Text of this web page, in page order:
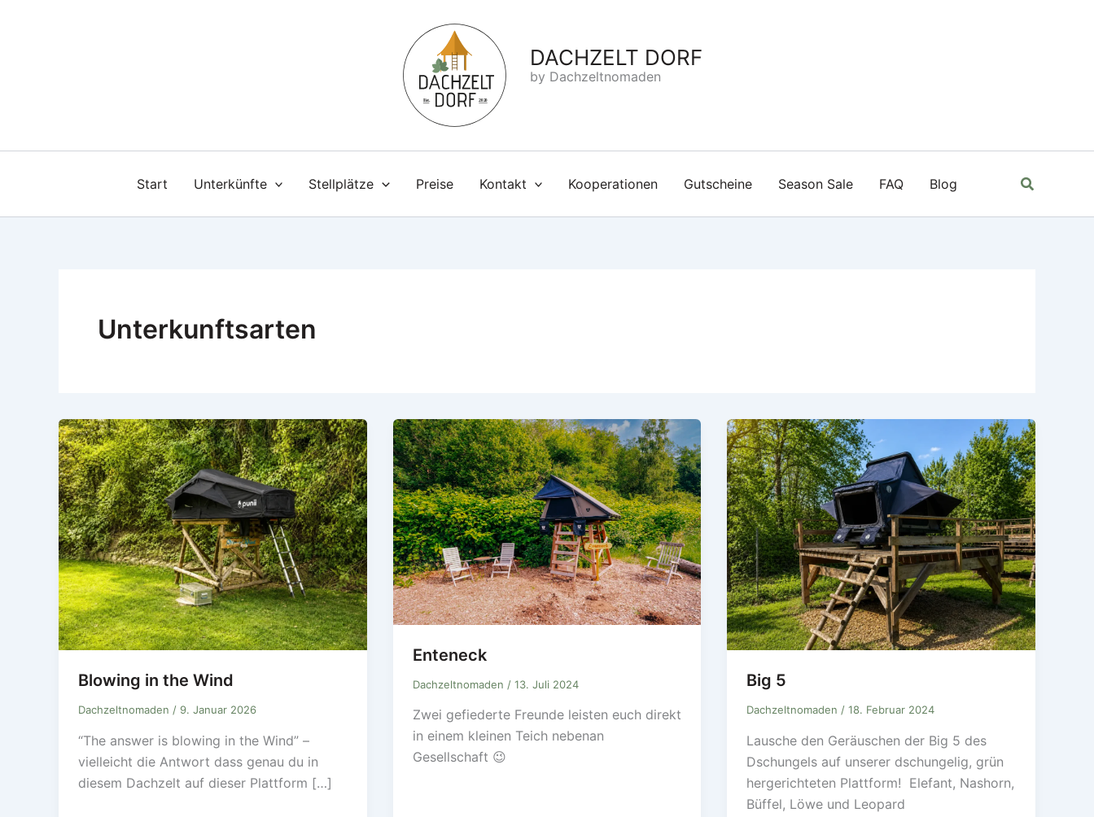
DACHZELT DORF
by Dachzeltnomaden
Start Unterkünfte Stellplätze Preise Kontakt Kooperationen Gutscheine Season Sale FAQ Blog Suchen
Unterkunftsarten
Blowing in the Wind
Dachzeltnomaden / 9. Januar 2026
“The answer is blowing in the Wind” –
vielleicht die Antwort dass genau du in
diesem Dachzelt auf dieser Plattform […]
Enteneck
Dachzeltnomaden / 13. Juli 2024
Zwei gefiederte Freunde leisten euch direkt
in einem kleinen Teich nebenan
Gesellschaft 😉
Big 5
Dachzeltnomaden /18. Februar 2024
Lausche den Geräuschen der Big 5 des
Dschungels auf unserer dschungelig, grün
hergerichteten Plattform! Elefant, Nashorn,
Büffel, Löwe und Leopard